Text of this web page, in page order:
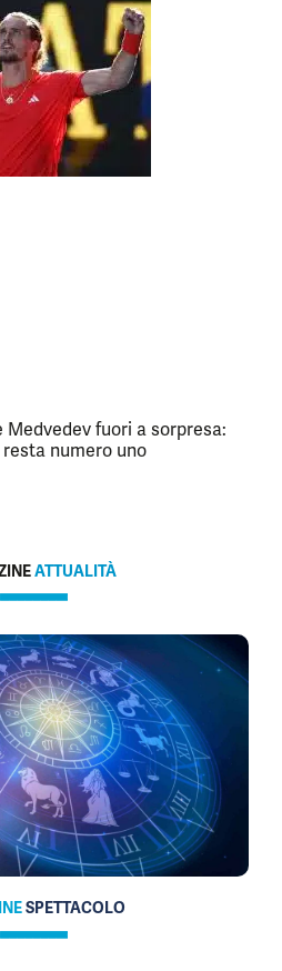
Medvedev fuori a sorpresa:
numero uno
ATTUALITÀ
SPETTACOLO